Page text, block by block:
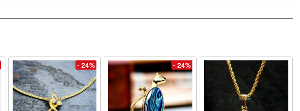
- 24% - 24%